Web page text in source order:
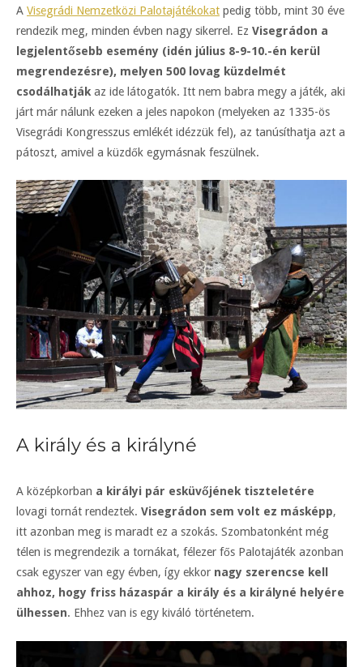
A Visegrádi Nemzetközi Palotajátékokat pedig több, mint 30 éve
rendezik meg, minden évben nagy sikerrel. Ez Visegrádon a
legjelentősebb esemény (idén július 8-9-10.-én kerül
megrendezésre), melyen 500 lovag küzdelmét
csodálhatják az ide látogatók. Itt nem babra megy a játék, aki
járt már nálunk ezeken a jeles napokon (melyeken az 1335-ös
Visegrádi Kongresszus emlékét idézzük fel), az tanúsíthatja azt a
pátoszt, amivel a küzdők egymásnak feszülnek.
A király és a királyné
A középkorban a királyi pár esküvőjének tiszteletére
lovagi tornát rendeztek. Visegrádon sem volt ez másképp,
itt azonban meg is maradt ez a szokás. Szombatonként még
télen is megrendezik a tornákat, félezer fős Palotajáték azonban
csak egyszer van egy évben, így ekkor nagy szerencse kell
ahhoz, hogy friss házaspár a király és a királyné helyére
ülhessen. Ehhez van is egy kiváló történetem.